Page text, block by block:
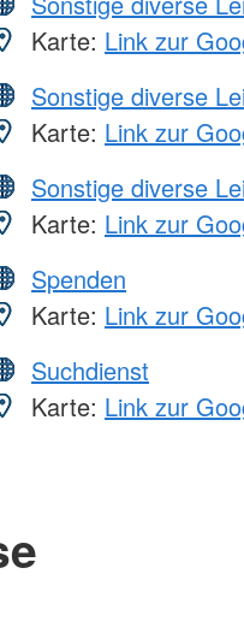
Karte: Link zur
Sonstige diverse
Karte: Link zur
Sonstige diverse
Karte: Link zur
Spenden
Karte: Link zur
Suchdienst
Karte: Link zur